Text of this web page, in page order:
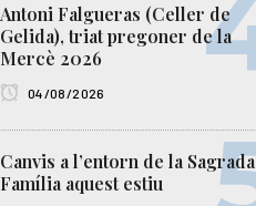
Antoni Falgueras (Celler de
Gelida), triat pregoner de la
Mercè 2026
04/08/2026
Canvis a l’entorn de la Sagrada
Família aquest estiu